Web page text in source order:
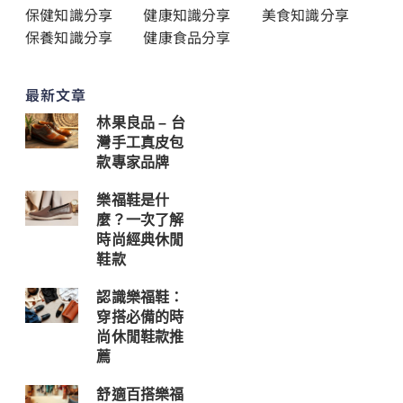
保健知識分享 健康知識分享
美食知識分享
保養知識分享
健康食品分享
最新文章
林果良品 – 台
灣手工真皮包
款專家品牌
樂福鞋是什
麼？一次了解
時尚經典休閒
鞋款
認識樂福鞋：
穿搭必備的時
尚休閒鞋款推
薦
舒適百搭樂福